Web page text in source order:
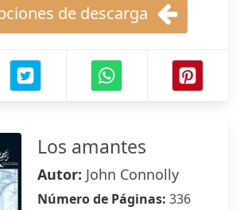
de descarga
Los amantes
Autor: John Connolly
Número de Páginas: 336